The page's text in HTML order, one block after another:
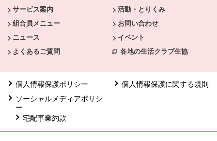
サービス案内
活動・とりくみ
組合員メニュー
お問い合わせ
ニュース
イベント
よくあるご質問
各地の生活クラブ生協
個人情報保護ポリシー
個人情報保護に関する規則
ソーシャルメディアポリシ
ー
宅配事業約款